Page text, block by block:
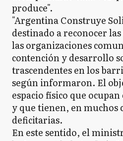
produce".
"Argentina Construye
destinado a reconocer
las organizaciones
contención y desarrollo
trascendentes en los
según informaron. El
espacio físico que
y que tienen, en muchos
deficitarias.
En este sentido, el